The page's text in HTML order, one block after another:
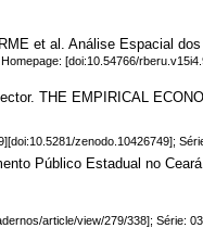
et al. Análise Espacial
[doi:10.54766/
THE EMPIRICAL
zenodo.10426749];
Público Estadual no
article/view/279/338]; Série: